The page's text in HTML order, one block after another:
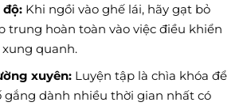
độ:Khi ngồi vào ghế lái, hãy gạt bỏ
trung hoàn toàn vào việc điều khiển
quanh.
xuyên:Luyện tập là chìa khóa để
gắng dành nhiều thời gian nhất có